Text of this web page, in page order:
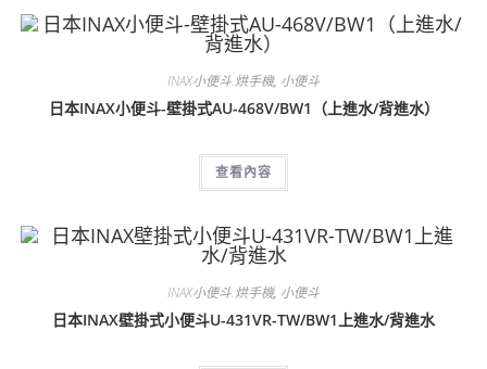
INAX小便斗.烘手機, 小便斗
日本INAX小便斗-壁掛式AU-468V/BW1（上進水/背進水）
查看內容
INAX小便斗.烘手機, 小便斗
日本INAX壁掛式小便斗U-431VR-TW/BW1上進水/背進水